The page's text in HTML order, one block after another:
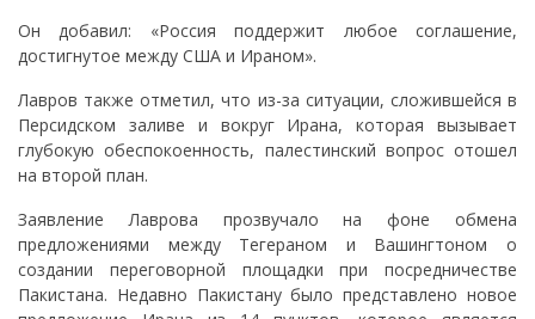
Он добавил: «Россия поддержит любое соглашение,
достигнутое между США и Ираном».
Лавров также отметил, что из-за ситуации, сложившейся в
Персидском заливе и вокруг Ирана, которая вызывает
глубокую обеспокоенность, палестинский вопрос отошел
на второй план.
Заявление Лаврова прозвучало на фоне обмена
предложениями между Тегераном и Вашингтоном о
создании переговорной площадки при посредничестве
Пакистана. Недавно Пакистану было представлено новое